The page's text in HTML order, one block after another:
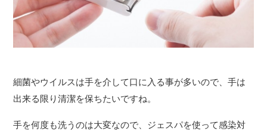
細菌やウイルスは手を介して口に入る事が多いので、手は
出来る限り清潔を保ちたいですね。
手を何度も洗うのは大変なので、ジェスパを使って感染対